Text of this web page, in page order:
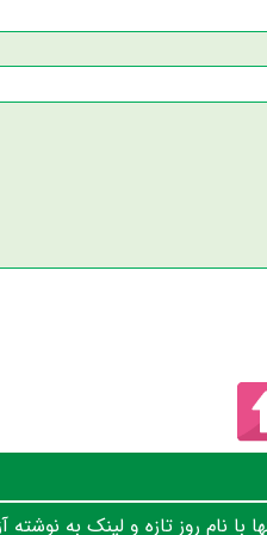
نام روز تازه و لینک به نوشته